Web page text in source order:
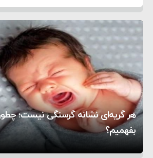
دیوانگی آمریکا داریم
ترامپ دستور حملات جدید علیه
۵:۴۵
سپاه: دو نفتکش متخلف مورد
متوقف شدند
۱۲:۵۹
ترامپ مدعی توافق تاریخی برای
حماس شد
۸:۵۷
اعتراض عراقچی به همتای
به آمریکا در حملات به ایران
۱۶:۱۹
کشورهایی که به متجاوزان کمک
سختی خواهند گرفت
۱۰:۱۵
سنتکام پایان تجاوز جدید به ایران
۶:۰۵
آمریکا تحریم‌های جدیدی علیه
۱۸:۰۰
هر گریه‌ای نشانه گرسنگی نیست؛ چطور
بفهمیم؟
تغذیه پدر می‌تواند بر سلامت نوزاد
روی دیگر زندگی